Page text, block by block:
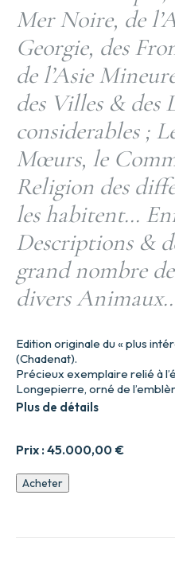
Mer Noire, de
Georgie, des
de l’Asie
des Villes & des
considerables ;
Mœurs, le
Religion des
les habitent…
Descriptions &
grand nombre
divers
Prix :45.000,00 €
Edition originale du « plus
(Chadenat).
Précieux exemplaire relié à
Longepierre, orné de
Plus de détails
quantité
de
Acheter